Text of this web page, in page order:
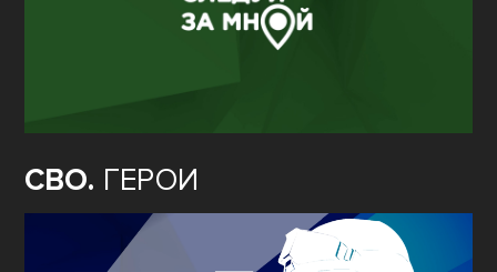
СВО. ГЕРОИ